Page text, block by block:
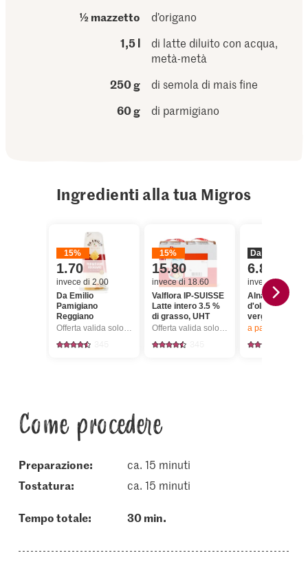
½ mazzetto
d’origano
1,5 l
di latte diluito con acqua,
metà-metà
250 g
di semola di mais fine
60 g
di parmigiano
Ingredienti alla tua Migros
15%
1.70
invece di 2.00
Da Emilio
Pamigiano
Reggiano
Offerta valida solo dal 6.8 al 12.8.2026, fino a esaurimento dello stock.
15%
15.80
invece di 18.60
Valflora IP-SUISSE
Latte intero 3.5 %
di grasso, UHT
Offerta valida solo dal 6.8 al 12.8.2026, fino a esaurimento dello stock.
Da 2 pezzi
6.80
invece di 8.50
Alnatura Bio
d'oliva extra
vergine
a partire da 2
Come procedere
Preparazione:
ca. 15 minuti
tostatura:
ca. 15 minuti
Tempo totale: 30 min.